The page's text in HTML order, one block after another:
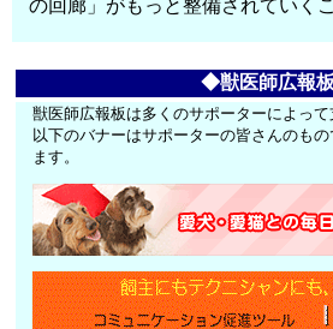
の回廊」がもっと整備されていく
◆獣医師広報
獣医師広報板は多くのサポーターによって
以下のバナーはサポーターの皆さんのも
ます。